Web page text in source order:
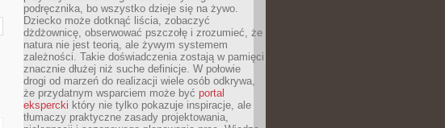
podręcznika, bo wszystko dzieje się na żywo.
Dziecko może dotknąć liścia, zobaczyć
dżdżownicę, obserwować pszczołę i zrozumieć, że
natura nie jest teorią, ale żywym systemem
zależności. Takie doświadczenia zostają w pamięci
znacznie dłużej niż suche definicje. W połowie
drogi od marzeń do realizacji wiele osób odkrywa,
że przydatnym wsparciem może być portal
ekspercki który nie tylko pokazuje inspiracje, ale
tłumaczy praktyczne zasady projektowania,